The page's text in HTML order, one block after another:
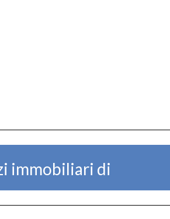
immobiliari di